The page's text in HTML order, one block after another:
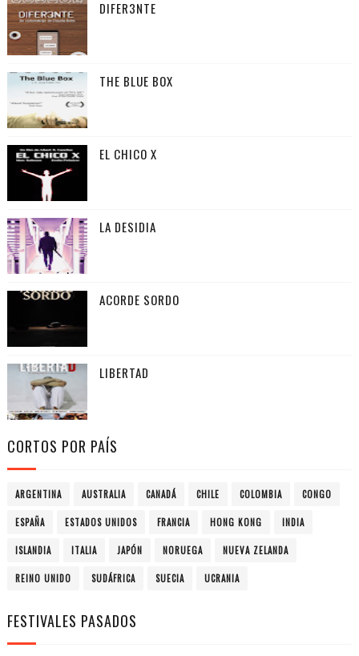
DIFER3NTE
THE BLUE BOX
EL CHICO X
LA DESIDIA
ACORDE SORDO
LIBERTAD
CORTOS POR PAÍS
ARGENTINA AUSTRALIA CANADÁ CHILE COLOMBIA CONGO
ESPAÑA ESTADOS UNIDOS FRANCIA HONG KONG INDIA
ISLANDIA ITALIA JAPÓN NORUEGA NUEVA ZELANDA
REINO UNIDO SUDÁFRICA SUECIA UCRANIA
FESTIVALES PASADOS